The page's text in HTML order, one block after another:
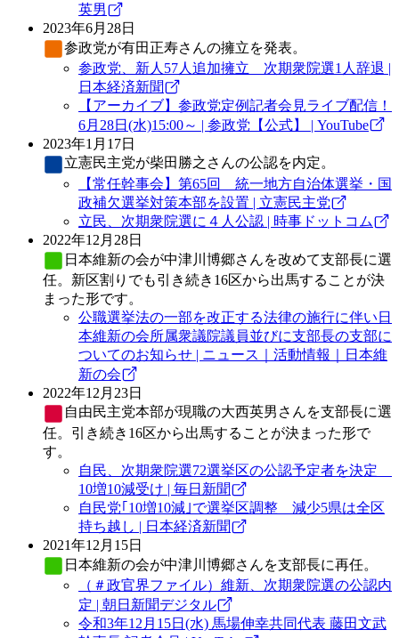
英男
2023年6月28日
参政党が有田正寿さんの擁立を発表。
参政党、新人57人追加擁立 次期衆院選1人辞退 |
日本経済新聞
【アーカイブ】参政党定例記者会見ライブ配信！
6月28日(水)15:00～ | 参政党【公式】 | YouTube
2023年1月17日
立憲民主党が柴田勝之さんの公認を内定。
【常任幹事会】第65回 統一地方自治体選挙・国
政補欠選挙対策本部を設置 | 立憲民主党
立民、次期衆院選に４人公認 | 時事ドットコム
2022年12月28日
日本維新の会が中津川博郷さんを改めて支部長に選
任。新区割りでも引き続き16区から出馬することが決
まった形です。
公職選挙法の一部を改正する法律の施行に伴い日
本維新の会所属衆議院議員並びに支部長の支部に
ついてのお知らせ | ニュース｜活動情報｜日本維
新の会
2022年12月23日
自由民主党本部が現職の大西英男さんを支部長に選
任。引き続き16区から出馬することが決まった形で
す。
自民、次期衆院選72選挙区の公認予定者を決定
10増10減受け | 毎日新聞
自民党｢10増10減｣で選挙区調整 減少5県は全区
持ち越し | 日本経済新聞
2021年12月15日
日本維新の会が中津川博郷さんを支部長に再任。
（＃政官界ファイル）維新、次期衆院選の公認内
定 | 朝日新聞デジタル
令和3年12月15日(水) 馬場伸幸共同代表 藤田文武